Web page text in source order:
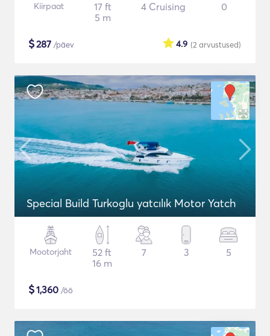
Kiirpaat
17 ft
5 m
4 Cruising 0
$287 /päev (2 arvustused)
4.9
Special Build Turkoglu yatcılık Motor Yatch
Mootorjaht
52 ft
16 m
7 3 5
$1,360 /öö